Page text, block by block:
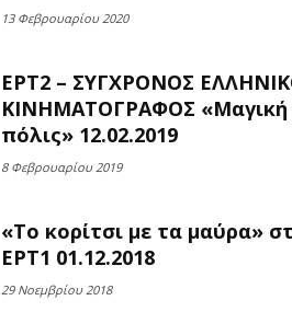
13 Φεβρουαρίου 2020
ΕΡΤ2 – ΣΥΓΧΡΟΝΟΣ
ΚΙΝΗΜΑΤΟΓΡΑΦΟΣ «Μαγική
πόλις» 12.02.2019
8 Φεβρουαρίου 2019
«Το κορίτσι με τα μαύρα»
ΕΡΤ1 01.12.2018
29 Νοεμβρίου 2018